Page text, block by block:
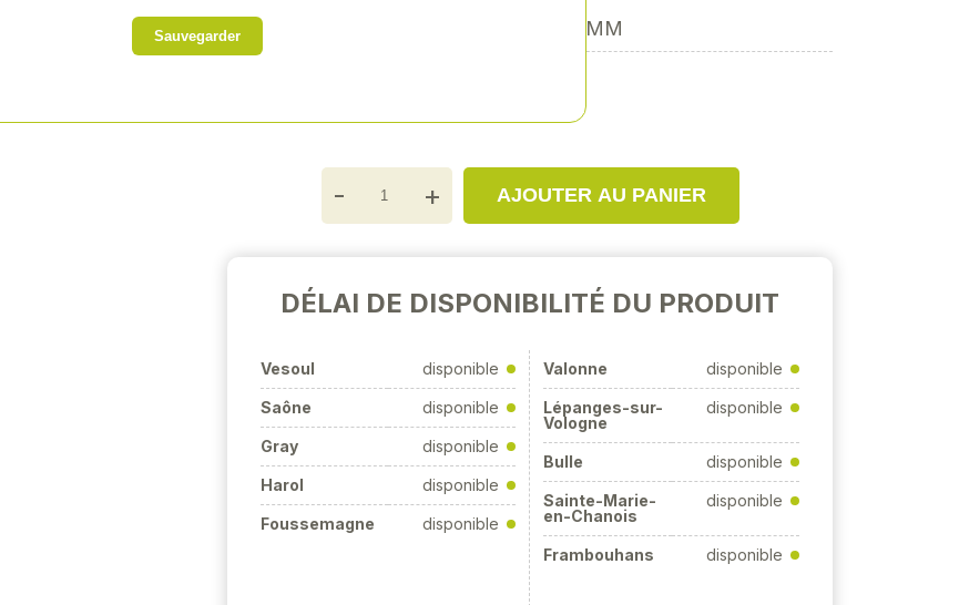
LEVIER DEMONTE PNEUS FUSIL 380MM
- + AJOUTER AU PANIER
DÉLAI DE DISPONIBILITÉ DU PRODUIT
Vesoul disponible
Saône disponible
Gray disponible
Harol disponible
Foussemagne disponible
Valonne disponible
Lépanges-sur-
Vologne
disponible
Bulle disponible
Sainte-Marie-
en-Chanois
disponible
Frambouhans disponible
Sauvegarder